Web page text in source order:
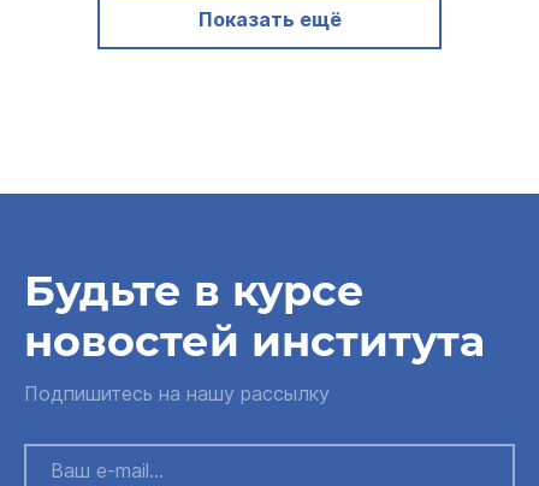
Показать ещё
Будьте в курсе
новостей института
Подпишитесь на нашу рассылку